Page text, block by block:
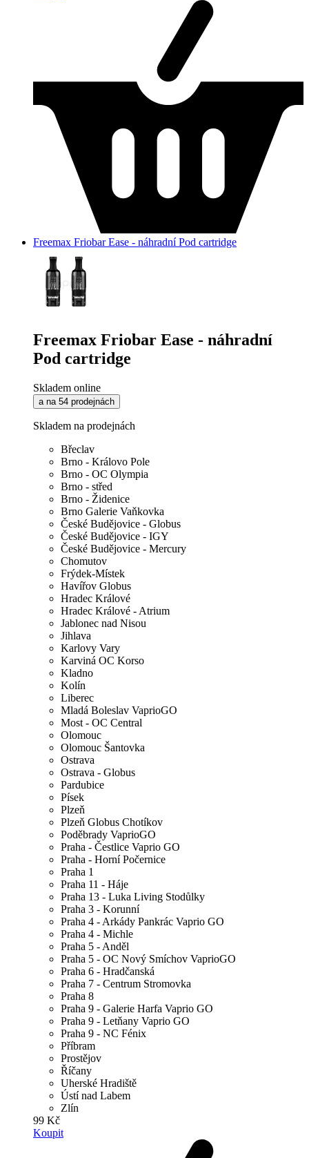
Freemax Friobar Ease - náhradní Pod cartridge
Freemax Friobar Ease - náhradní
Pod cartridge
Skladem online
a na 54 prodejnách
Skladem na prodejnách
Břeclav
Brno - Královo Pole
Brno - OC Olympia
Brno - střed
Brno - Židenice
Brno Galerie Vaňkovka
České Budějovice - Globus
České Budějovice - IGY
České Budějovice - Mercury
Chomutov
Frýdek-Místek
Havířov Globus
Hradec Králové
Hradec Králové - Atrium
Jablonec nad Nisou
Jihlava
Karlovy Vary
Karviná OC Korso
Kladno
Kolín
Liberec
Mladá Boleslav VaprioGO
Most - OC Central
Olomouc
Olomouc Šantovka
Ostrava
Ostrava - Globus
Pardubice
Písek
Plzeň
Plzeň Globus Chotíkov
Poděbrady VaprioGO
Praha - Čestlice Vaprio GO
Praha - Horní Počernice
Praha 1
Praha 11 - Háje
Praha 13 - Luka Living Stodůlky
Praha 3 - Korunní
Praha 4 - Arkády Pankrác Vaprio GO
Praha 4 - Michle
Praha 5 - Anděl
Praha 5 - OC Nový Smíchov VaprioGO
Praha 6 - Hradčanská
Praha 7 - Centrum Stromovka
Praha 8
Praha 9 - Galerie Harfa Vaprio GO
Praha 9 - Letňany Vaprio GO
Praha 9 - NC Fénix
Příbram
Prostějov
Říčany
Uherské Hradiště
Ústí nad Labem
Zlín
99 Kč
Koupit